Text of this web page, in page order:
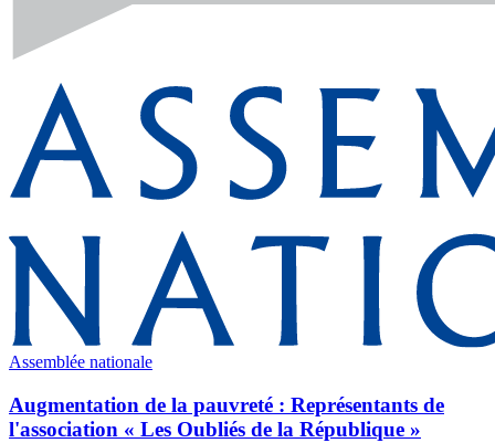
Assemblée nationale
Augmentation de la pauvreté : Représentants de
l'association « Les Oubliés de la République »